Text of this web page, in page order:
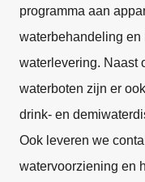
programma aan
waterbehandeling
waterlevering. Naast
waterboten zijn er
drink- en
Ook leveren we
watervoorziening en